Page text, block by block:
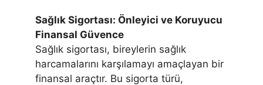
Sağlık Sigortası: Önleyici ve Koruyucu
Finansal Güvence
Sağlık sigortası, bireylerin sağlık
harcamalarını karşılamayı amaçlayan bir
finansal araçtır. Bu sigorta türü,